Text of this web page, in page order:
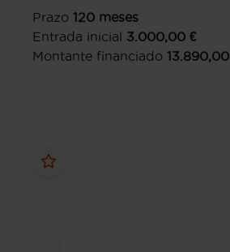
Prazo 120 meses
Entrada inicial 3.000,00 €
Montante financiado 13.890,00